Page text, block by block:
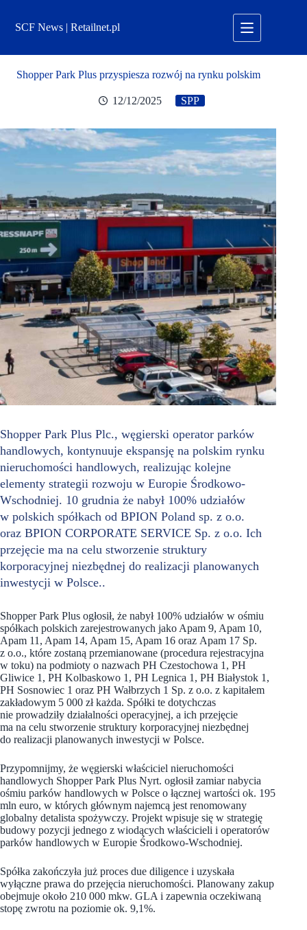
treściSCF News | Retailnet.pl
Shopper Park Plus przyspiesza rozwój na rynku polskim
12/12/2025 SPP
Shopper Park Plus Plc., węgierski operator parków
handlowych, kontynuuje ekspansję na polskim rynku
nieruchomości handlowych, realizując kolejne
elementy strategii rozwoju w Europie Środkowo-
Wschodniej. 10 grudnia że nabył 100% udziałów
w polskich spółkach od BPION Poland sp. z o.o.
oraz BPION CORPORATE SERVICE Sp. z o.o. Ich
przejęcie ma na celu stworzenie struktury
korporacyjnej niezbędnej do realizacji planowanych
inwestycji w Polsce..
Shopper Park Plus ogłosił, że nabył 100% udziałów w ośmiu
spółkach polskich zarejestrowanych jako Apam 9, Apam 10,
Apam 11, Apam 14, Apam 15, Apam 16 oraz Apam 17 Sp.
z o.o., które zostaną przemianowane (procedura rejestracyjna
w toku) na podmioty o nazwach PH Czestochowa 1, PH
Gliwice 1, PH Kolbaskowo 1, PH Legnica 1, PH Białystok 1,
PH Sosnowiec 1 oraz PH Wałbrzych 1 Sp. z o.o. z kapitałem
zakładowym 5 000 zł każda. Spółki te dotychczas
nie prowadziły działalności operacyjnej, a ich przejęcie
ma na celu stworzenie struktury korporacyjnej niezbędnej
do realizacji planowanych inwestycji w Polsce.
Przypomnijmy, że węgierski właściciel nieruchomości
handlowych Shopper Park Plus Nyrt. ogłosił zamiar nabycia
ośmiu parków handlowych w Polsce o łącznej wartości ok. 195
mln euro, w których głównym najemcą jest renomowany
globalny detalista spożywczy. Projekt wpisuje się w strategię
budowy pozycji jednego z wiodących właścicieli i operatorów
parków handlowych w Europie Środkowo-Wschodniej.
Spółka zakończyła już proces due diligence i uzyskała
wyłączne prawa do przejęcia nieruchomości. Planowany zakup
obejmuje około 210 000 mkw. GLA i zapewnia oczekiwaną
stopę zwrotu na poziomie ok. 9,1%.